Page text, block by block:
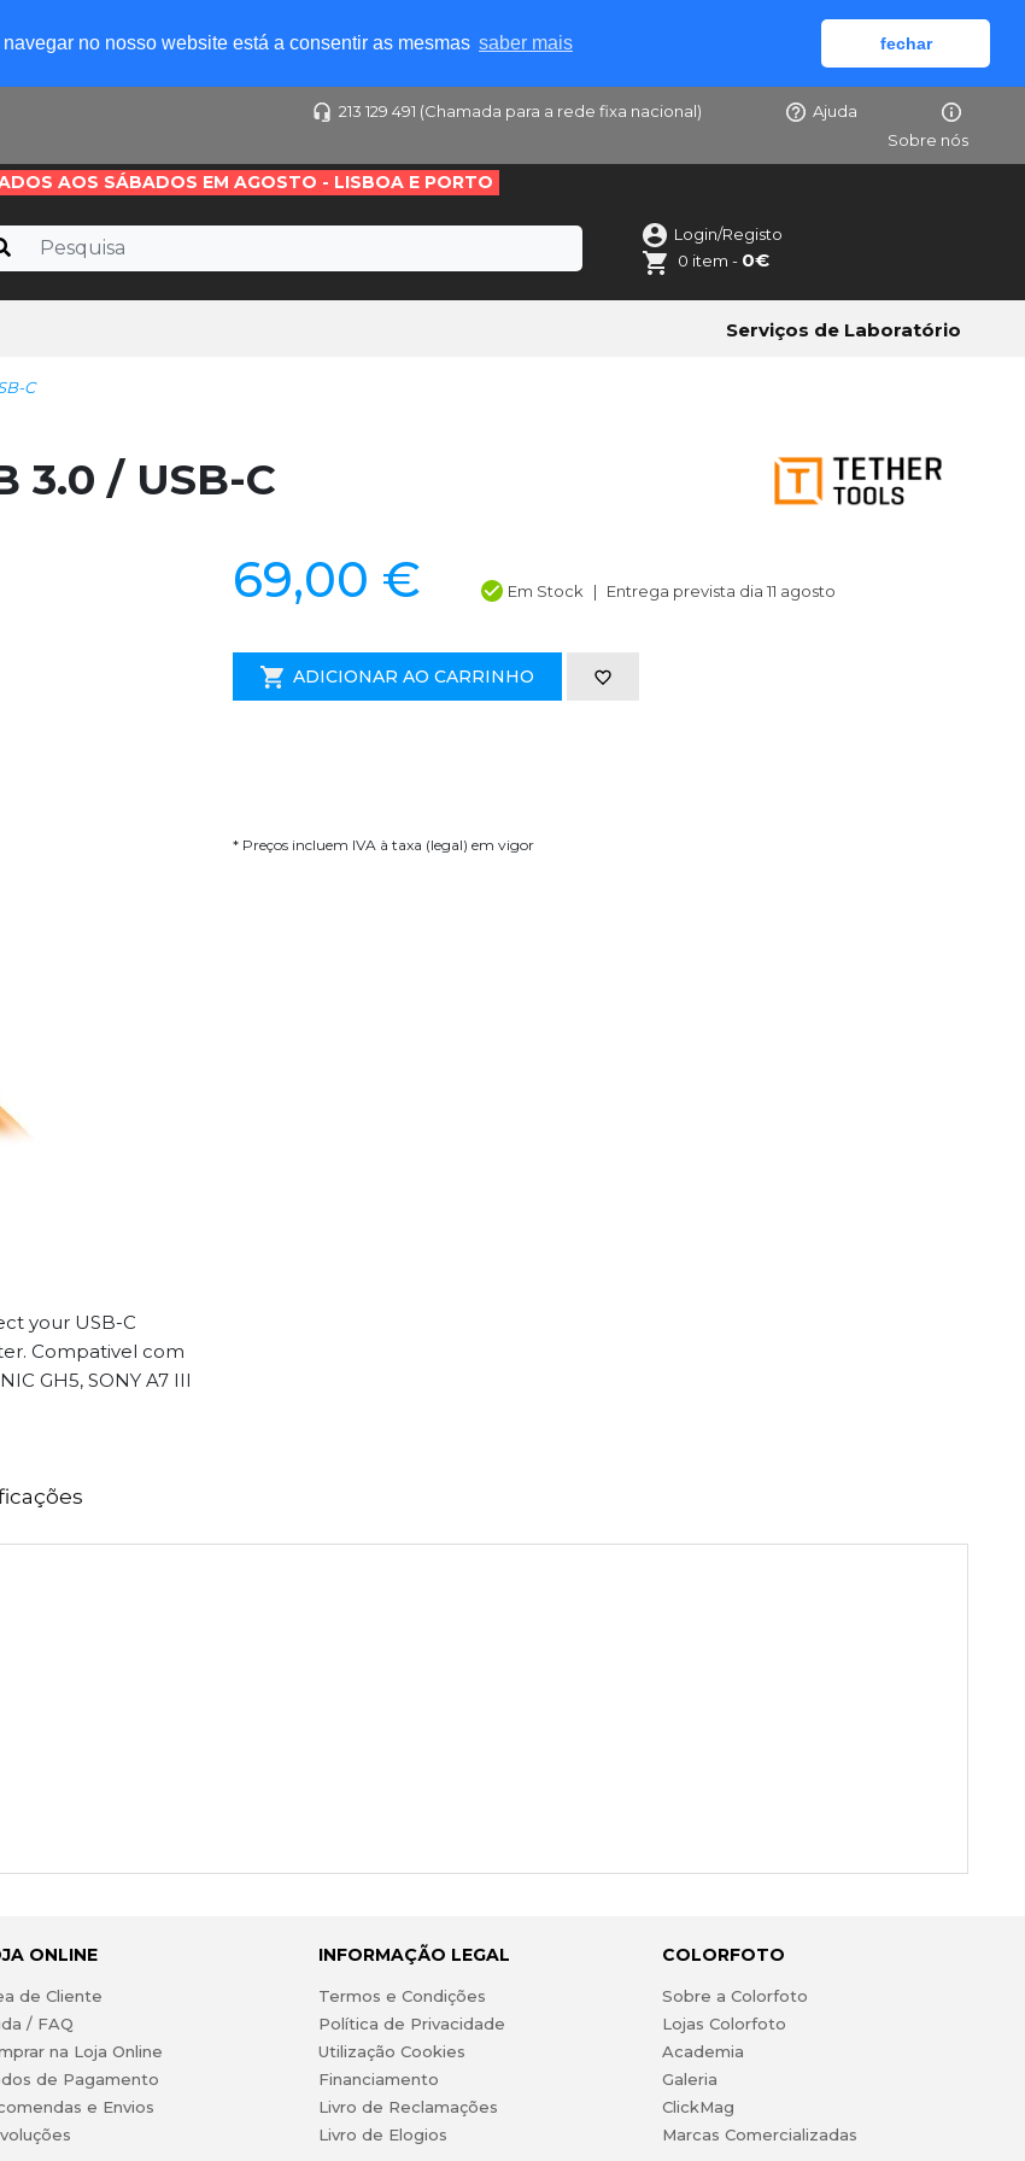
no nosso website está a consentir as mesmas saber mais fechar
213 129 491 (Chamada para a rede fixa nacional)
Ajuda
Sobre nós
AOS SÁBADOS EM AGOSTO - LISBOA E PORTO
Login/Registo
0 item - 0€
Serviços de Laboratório
C
3.0 / USB-C
your USB-C
Compativel com
GH5, SONY A7 III
69,00 € Em Stock Entrega prevista dia 11 agosto
ADICIONAR AO CARRINHO
* Preços incluem IVA à taxa (legal) em vigor
ONLINE
de Cliente
/ FAQ
na Loja Online
de Pagamento
e Envios
INFORMAÇÃO LEGAL
Termos e Condições
Política de Privacidade
Utilização Cookies
Financiamento
Livro de Reclamações
Livro de Elogios
COLORFOTO
Sobre a Colorfoto
Lojas Colorfoto
Academia
Galeria
ClickMag
Marcas Comercializadas